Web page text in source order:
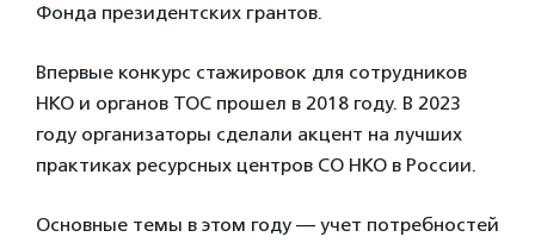
Фонда президентских грантов.
Впервые конкурс стажировок для сотрудников
НКО и органов ТОС прошел в 2018 году. В 2023
году организаторы сделали акцент на лучших
практиках ресурсных центров СО НКО в России.
Основные темы в этом году — учет потребностей